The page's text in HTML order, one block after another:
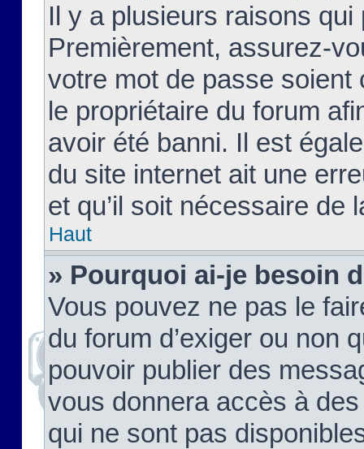
Il y a plusieurs raisons
Premièrement, assurez-
votre mot de passe soient
le propriétaire du forum
avoir été banni. Il est
du site internet ait une
et qu’il soit nécessaire de
Haut
» Pourquoi ai-je besoin
Vous pouvez ne pas le
du forum d’exiger ou non
pouvoir publier des
vous donnera accès à
qui ne sont pas